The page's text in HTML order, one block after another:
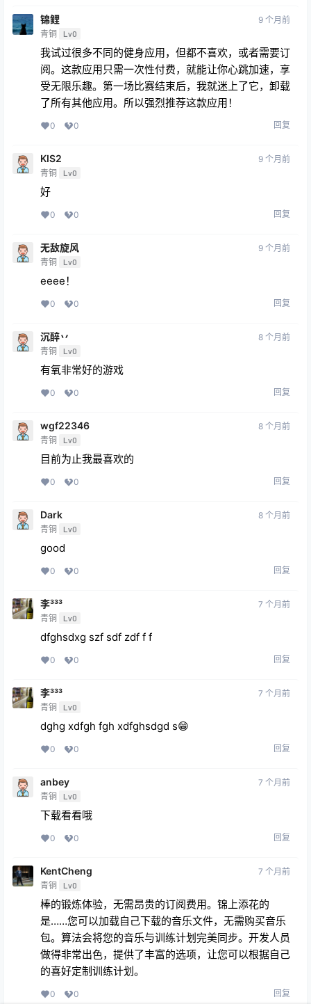
锦鲤
青铜 Lv0
9 个月前
我试过很多不同的健身应用，但都不喜欢，或者需要订
阅。这款应用只需一次性付费，就能让你心跳加速，享
受无限乐趣。第一场比赛结束后，我就迷上了它，卸载
了所有其他应用。所以强烈推荐这款应用！
0 0 回复
KIS2
青铜 Lv0
9 个月前
好
0 0 回复
无敌旋风
青铜 Lv0
9 个月前
eeee！
0 0 回复
沉醉丷
青铜 Lv0
8 个月前
有氧非常好的游戏
0 0 回复
wgf22346
青铜 Lv0
8 个月前
目前为止我最喜欢的
0 0 回复
Dark
青铜 Lv0
8 个月前
good
0 0 回复
李³³³
青铜 Lv0
7 个月前
dfghsdxg szf sdf zdf f f
0 0 回复
李³³³
青铜 Lv0
7 个月前
dghg xdfgh fgh xdfghsdgd s😁
0 0 回复
anbey
青铜 Lv0
7 个月前
下载看看哦
0 0 回复
KentCheng
青铜 Lv0
7 个月前
棒的锻炼体验，无需昂贵的订阅费用。锦上添花的
是……您可以加载自己下载的音乐文件，无需购买音乐
包。算法会将您的音乐与训练计划完美同步。开发人员
做得非常出色，提供了丰富的选项，让您可以根据自己
的喜好定制训练计划。
0 0 回复